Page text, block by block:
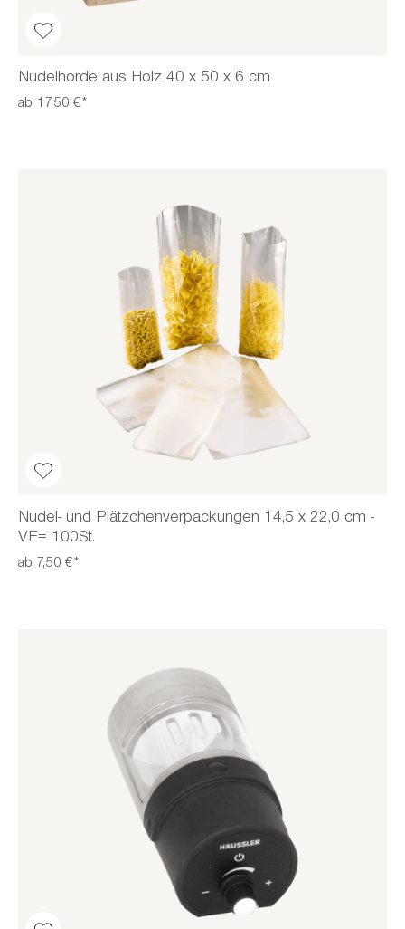
Nudelhorde aus Holz 40 x 50 x 6 cm
ab 17,50 €*
Nudel- und Plätzchenverpackungen 14,5 x 22,0 cm -
VE= 100St.
ab 7,50 €*